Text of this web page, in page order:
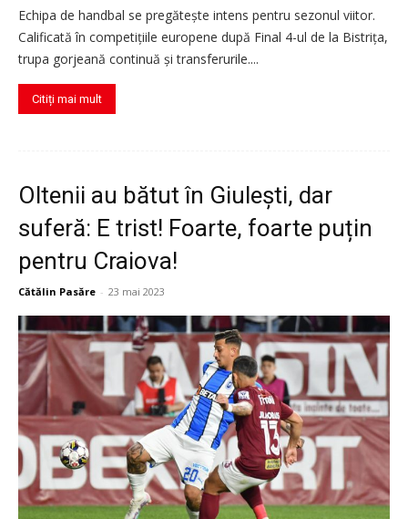
Echipa de handbal se pregătește intens pentru sezonul viitor.
Calificată în competițiile europene după Final 4-ul de la Bistrița,
trupa gorjeană continuă și transferurile....
Citiți mai mult
Oltenii au bătut în Giulești, dar
suferă: E trist! Foarte, foarte puțin
pentru Craiova!
Cătălin Pasăre - 23 mai 2023